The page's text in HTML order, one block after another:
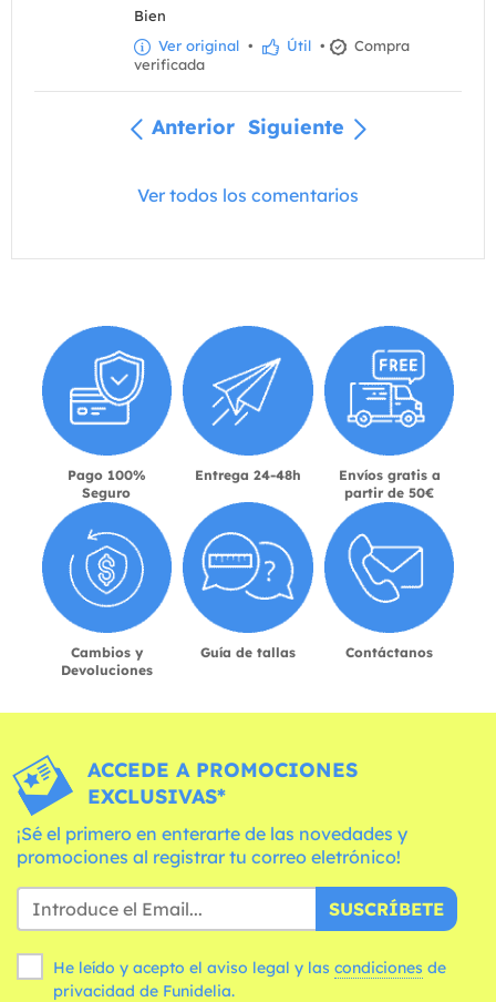
Bien
Ver original • Útil •
Compra
verificada
Anterior Siguiente
Ver todos los comentarios
Pago 100%
Seguro
Entrega 24-48h
Envíos gratis a
partir de 50€
Cambios y
Devoluciones
Guía de tallas Contáctanos
ACCEDE A PROMOCIONES
EXCLUSIVAS*
¡Sé el primero en enterarte de las novedades y
promociones al registrar tu correo eletrónico!
SUSCRÍBETE
He leído y acepto el aviso legal y las condiciones
privacidad de Funidelia.